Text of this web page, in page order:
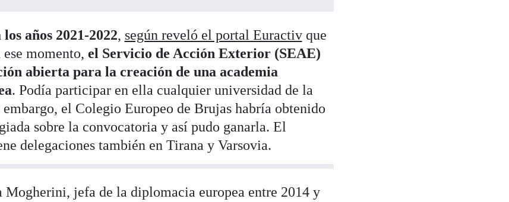
años 2021-2022, según reveló el portal Euractivque
momento, el Servicio de Acción Exterior (SEAE)
abierta para la creación de una academia
. Podía participar en ella cualquier universidad de la
el Colegio Europeo de Brujas habría obtenido
sobre la convocatoria y así pudo ganarla. El
delegaciones también en Tirana y Varsovia.
jefa de la diplomacia europea entre 2014 y